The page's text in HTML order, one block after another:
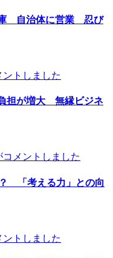
庫 自治体に営業 忍び
トしました
担が増大 無縁ビジネ
メントしました
「考える力」との向
トしました